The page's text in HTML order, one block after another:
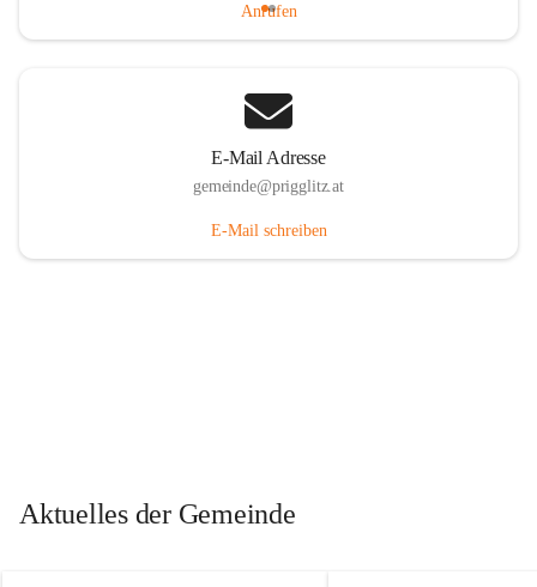
Anrufen
E-Mail Adresse
gemeinde@prigglitz.at
E-Mail schreiben
Aktuelles der Gemeinde